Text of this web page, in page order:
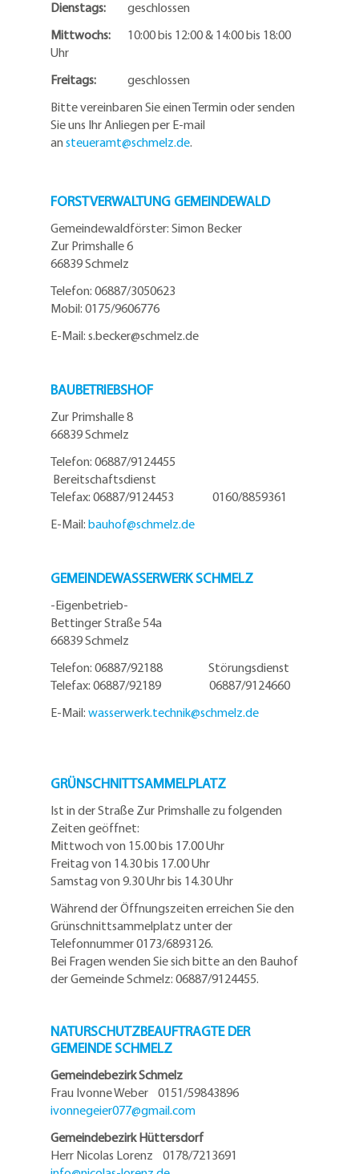
Dienstags:
geschlossen
Mittwochs:
10:00 bis 12:00 & 14:00 bis 18:00
Uhr
Freitags:
geschlossen
Bitte vereinbaren Sie einen Termin oder senden
Sie uns Ihr Anliegen per E-mail
an steueramt@schmelz.de.
FORSTVERWALTUNG GEMEINDEWALD
Gemeindewaldförster: Simon Becker
Zur Primshalle 6
66839 Schmelz
Telefon: 06887/3050623
Mobil: 0175/9606776
E-Mail: s.becker@schmelz.de
BAUBETRIEBSHOF
Zur Primshalle 8
66839 Schmelz
Telefon: 06887/9124455
Bereitschaftsdienst
Telefax: 06887/9124453 0160/8859361
E-Mail: bauhof@schmelz.de
GEMEINDEWASSERWERK SCHMELZ
-Eigenbetrieb-
Bettinger Straße 54a
66839 Schmelz
Telefon: 06887/92188 Störungsdienst
Telefax: 06887/92189 06887/9124660
E-Mail: wasserwerk.technik@schmelz.de
GRÜNSCHNITTSAMMELPLATZ
Ist in der Straße Zur Primshalle zu folgenden
Zeiten geöffnet:
Mittwoch von 15.00 bis 17.00 Uhr
Freitag von 14.30 bis 17.00 Uhr
Samstag von 9.30 Uhr bis 14.30 Uhr
Während der Öffnungszeiten erreichen Sie den
Grünschnittsammelplatz unter der
Telefonnummer 0173/6893126.
Bei Fragen wenden Sie sich bitte an den Bauhof
der Gemeinde Schmelz: 06887/9124455.
NATURSCHUTZBEAUFTRAGTE DER
GEMEINDE SCHMELZ
Gemeindebezirk Schmelz
Frau Ivonne Weber 0151/59843896
ivonnegeier077@gmail.com
Gemeindebezirk Hüttersdorf
Herr Nicolas Lorenz 0178/7213691